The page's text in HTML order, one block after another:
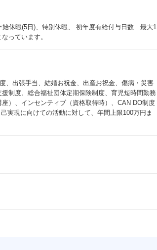
始休暇(5日)、特別休暇、 初年度有給付与日数 最大1
っています。
、出張手当、結婚お祝金、出産お祝金、傷病・災害
制度、総合福祉団体定期保険制度、育児短時間勤務
）、インセンティブ（資格取得時）、CAN DO制度
実現に向けての活動に対して、年間上限100万円ま